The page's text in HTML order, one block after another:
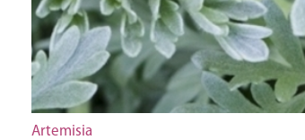
Artemisia